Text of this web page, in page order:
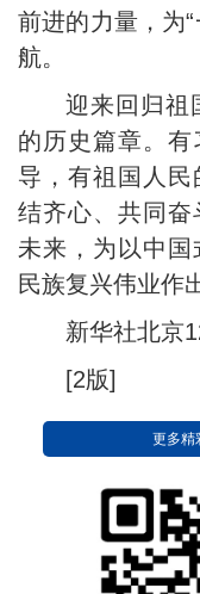
前进的力量，为
航。
迎来回归祖
的历史篇章。
导，有祖国人民
结齐心、共同奋
未来，为以中国
民族复兴伟业作
新华社北京
[2版]
更多精